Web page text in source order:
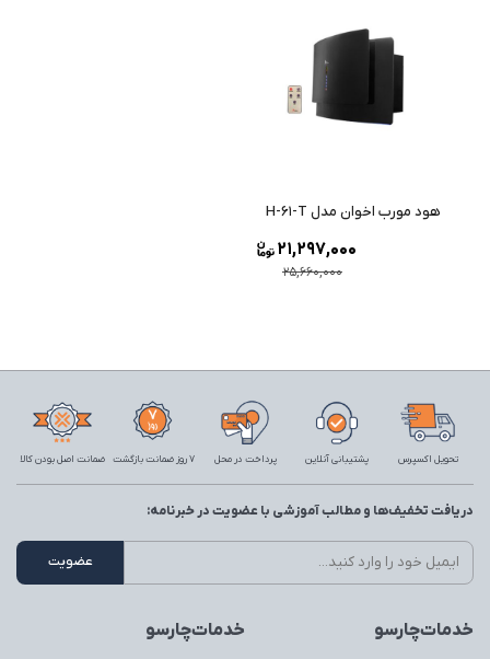
هود مورب اخوان مدل H-61-T
25,660,000
21,297,000
تحویل اکسپرس پشتیبانی آنلاین پرداخت در محل 7 روز ضمانت بازگشت ضمانت اصل بودن کالا
خدمات‌چارسو خدمات‌چارسو
دریافت تخفیف‌ها و مطالب آموزشی با عضویت در خبرنامه: